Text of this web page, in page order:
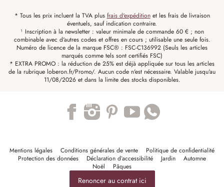
* Tous les prix incluent la TVA plus frais d'expéditionet les frais de livraison
éventuels, sauf indication contraire.
¹ Inscription à la newsletter : valeur minimale de commande 60 € ; non
combinable avec d'autres codes et offres en cours ; utilisable une seule fois.
Numéro de licence de la marque FSC® : FSC-C136992 (Seuls les articles
marqués comme tels sont certifiés FSC)
* EXTRA PROMO : la réduction de 25% est déjà appliquée sur tous les articles
de la rubrique loberon.fr/Promo/. Aucun code n'est nécessaire. Valable jusqu'au
11/08/2026 et dans la limite des stocks disponibles.
Mentions légales Conditions générales de vente
Politique de confidentialité
Protection des données
Déclaration d’accessibilité Jardin
Automne
Noël
Pâques
Renoncer au contrat ici